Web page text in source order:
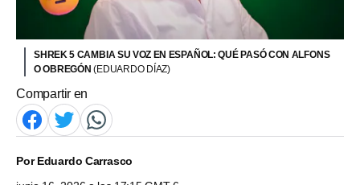
SHREK 5 CAMBIA SU VOZ EN ESPAÑOL: QUÉ PASÓ CON ALFONS
O OBREGÓN(EDUARDO DÍAZ)
Compartir en
PorEduardo Carrasco